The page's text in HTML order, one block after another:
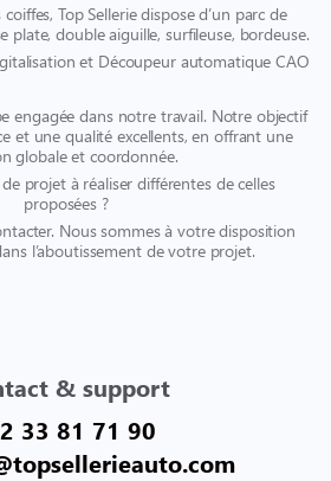
Top Sellerie dispose d’un parc de
plate, double aiguille, surfileuse, bordeuse.
et Découpeur automatique CAO
engagée dans notre travail. Notre objectif
et une qualité excellents, en offrant une
globale et coordonnée.
projet à réaliser différentes de celles
proposées ?
Nous sommes à votre disposition
l’aboutissement de votre projet.
& support
33 81 71 90